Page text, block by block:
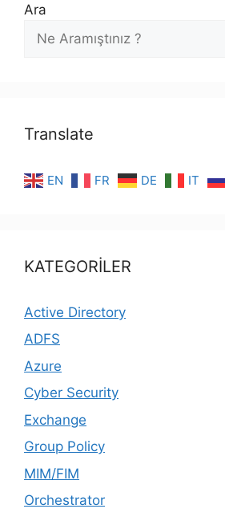
Ara
Translate
EN FR DE IT
KATEGORİLER
Active Directory
ADFS
Azure
Cyber Security
Exchange
Group Policy
MIM/FIM
Orchestrator